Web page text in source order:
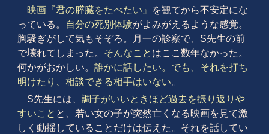
映画『君の膵臓をたべたい』
を観てから不安定にな
っている。
自分の死別体験がよみがえるような感覚。
胸騒ぎがして気もそぞろ。月一の診察で、S先生の前
で壊れてしまった。 そんなこと はここ数年なかった。
何かがおかしい。 誰かに話したい。でも、それを打ち
明けたり、相談できる相手はいない。
S先生には、 調子がいいときほど過去を振り返りや
すいこと と、若い女の子が突然亡くなる映画を見て激
しく動揺していることだけは伝えた。それを話してい